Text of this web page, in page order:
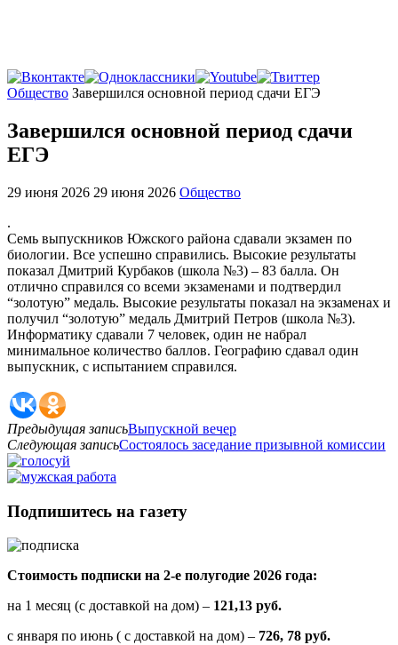
Главная
Общество Завершился основной период сдачи ЕГЭ
Завершился основной период сдачи
ЕГЭ
29 июня 2026 29 июня 2026 Общество
.
Семь выпускников Южского района сдавали экзамен по
биологии. Все успешно справились. Высокие результаты
показал Дмитрий Курбаков (школа №3) – 83 балла. Он
отлично справился со всеми экзаменами и подтвердил
“золотую” медаль. Высокие результаты показал на экзаменах и
получил “золотую” медаль Дмитрий Петров (школа №3).
Информатику сдавали 7 человек, один не набрал
минимальное количество баллов. Географию сдавал один
выпускник, с испытанием справился.
Предыдущая записьВыпускной вечер
Следующая записьСостоялось заседание призывной комиссии
Подпишитесь на газету
Стоимость подписки на 2-е полугодие 2026 года:
на 1 месяц (с доставкой на дом) – 121,13 руб.
с января по июнь ( с доставкой на дом) – 726, 78 руб.